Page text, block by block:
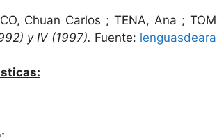
Chuan Carlos ; TENA, Ana ;
y IV (1997). Fuente: